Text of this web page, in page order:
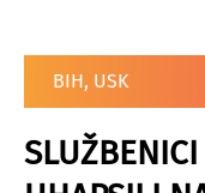
BIH, USK